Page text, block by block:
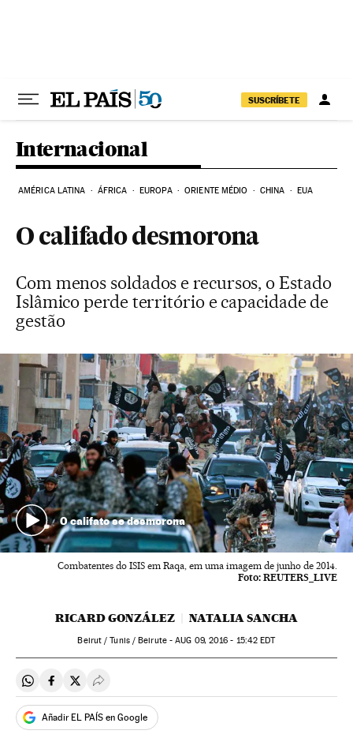
SUSCRÍBETE
Internacional
AMÉRICA LATINA ÁFRICA EUROPA ORIENTE MÉDIO CHINA EUA
O califado desmorona
Com menos soldados e recursos, o Estado
Islâmico perde território e capacidade de
gestão
O califato se desmorona
Combatentes do ISIS em Raqa, em uma imagem de junho de 2014.
Foto: REUTERS_LIVE
RICARD GONZÁLEZ NATALIA SANCHA
Beirut / Tunis / Beirute -AUG 09, 2016 - 15:42 EDT
Compartir en Whatsapp
Compartir en Facebook
Compartir en Twitter
Desplegar Redes Sociales
Añadir EL PAÍS en Google